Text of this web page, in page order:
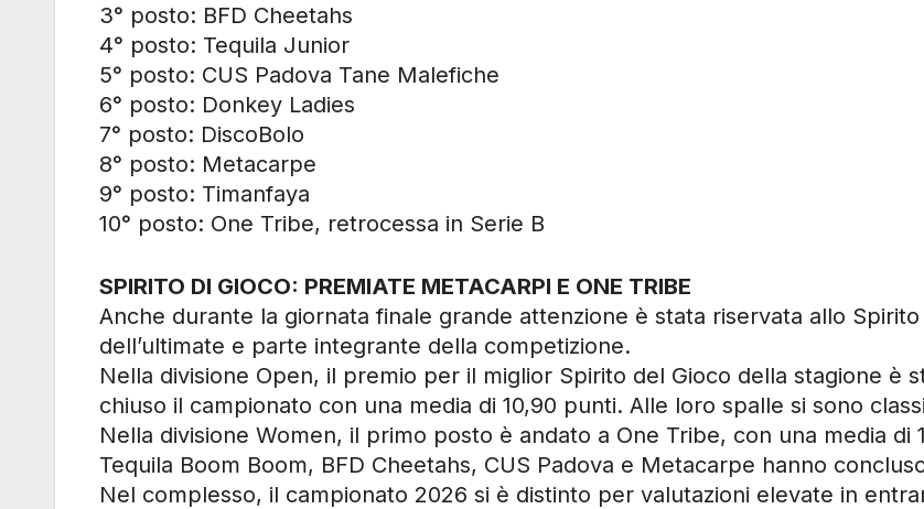
3° posto: BFD Cheetahs
4° posto: Tequila Junior
5° posto: CUS Padova Tane Malefiche
6° posto: Donkey Ladies
7° posto: DiscoBolo
8° posto: Metacarpe
9° posto: Timanfaya
10° posto: One Tribe, retrocessa in Serie B
SPIRITO DI GIOCO: PREMIATE METACARPI E ONE TRIBE
Anche durante la giornata finale grande attenzione è stata riservata allo
dell’ultimate e parte integrante della competizione.
Nella divisione Open, il premio per il miglior Spirito del Gioco della stagione è
chiuso il campionato con una media di 10,90 punti. Alle loro spalle si sono
Nella divisione Women, il primo posto è andato a One Tribe, con una media
Tequila Boom Boom, BFD Cheetahs, CUS Padova e Metacarpe hanno
Nel complesso, il campionato 2026 si è distinto per valutazioni elevate in